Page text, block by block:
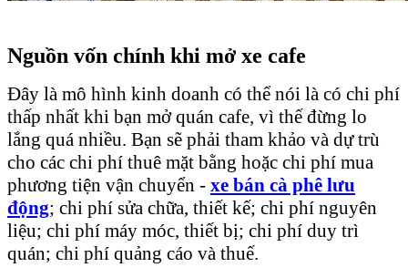
Nguồn vốn chính khi mở xe cafe
Đây là mô hình kinh doanh có thể nói là có chi phí
thấp nhất khi bạn mở quán cafe, vì thế đừng lo
lắng quá nhiều. Bạn sẽ phải tham khảo và dự trù
cho các chi phí thuê mặt bằng hoặc chi phí mua
phương tiện vận chuyển - xe bán cà phê lưu
động; chi phí sửa chữa, thiết kế; chi phí nguyên
liệu; chi phí máy móc, thiết bị; chi phí duy trì
quán; chi phí quảng cáo và thuế.